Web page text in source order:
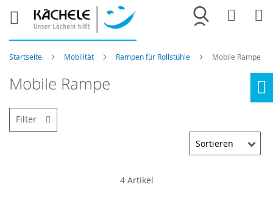
Merkliste
Startseite Mobilität Rampen für Rollstühle Mobile Rampe
Mobile Rampe
4Artikel
Filter